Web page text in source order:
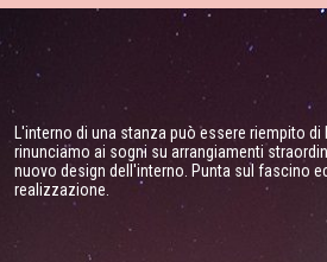
L'interno di una stanza può essere riempito
rinunciamo ai sogni su arrangiamenti
nuovo design dell'interno. Punta sul fascino
realizzazione.